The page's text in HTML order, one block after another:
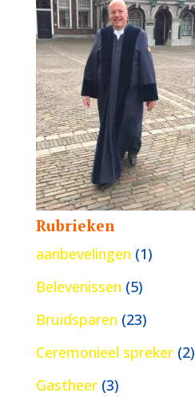
Rubrieken
aanbevelingen (1)
Belevenissen (5)
Bruidsparen (23)
Ceremonieel spreker(2)
Gastheer(3)